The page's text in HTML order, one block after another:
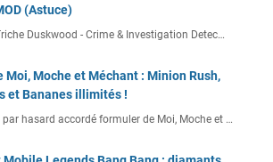
(Astuce)
Duskwood - Crime & Investigation Detec…
Moi, Moche et Méchant : Minion Rush,
et Bananes illimités !
par hasard accordé formuler de Moi, Moche et …